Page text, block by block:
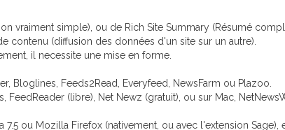
vraiment simple), ou de Rich Site Summary (Résumé
contenu (diffusion des données d'un site sur un autre).
il necessite une mise en forme.
Bloglines, Feeds2Read, Everyfeed, NewsFarm ou Plazoo.
(libre), Net Newz (gratuit), ou sur Mac,
ou Mozilla Firefox (nativement, ou avec l'extension